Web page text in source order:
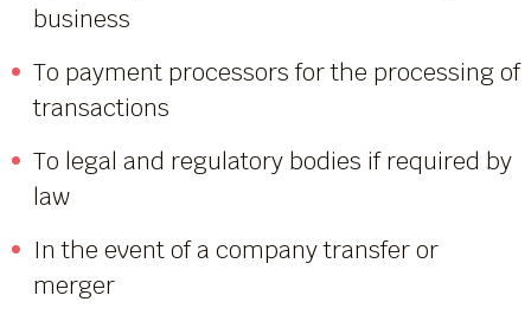
business
To payment processors for the processing of
transactions
To legal and regulatory bodies if required by
law
In the event of a company transfer or
merger